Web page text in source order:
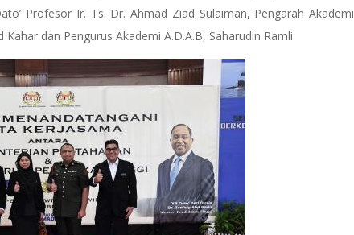
Profesor Ir. Ts. Dr. Ahmad Ziad Sulaiman, Pengarah Akademi
dan Pengurus Akademi A.D.A.B, Saharudin Ramli.